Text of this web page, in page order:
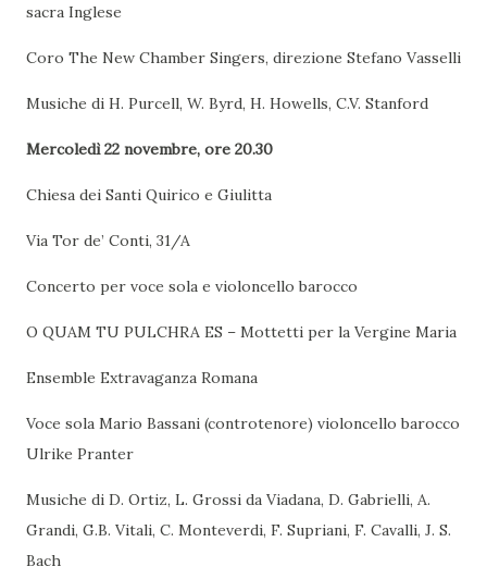
sacra Inglese
Coro The New Chamber Singers, direzione Stefano Vasselli
Musiche di H. Purcell, W. Byrd, H. Howells, C.V. Stanford
Mercoledì 22 novembre, ore 20.30
Chiesa dei Santi Quirico e Giulitta
Via Tor de’ Conti, 31/A
Concerto per voce sola e violoncello barocco
O QUAM TU PULCHRA ES – Mottetti per la Vergine Maria
Ensemble Extravaganza Romana
Voce sola Mario Bassani (controtenore) violoncello barocco
Ulrike Pranter
Musiche di D. Ortiz, L. Grossi da Viadana, D. Gabrielli, A.
Grandi, G.B. Vitali, C. Monteverdi, F. Supriani, F. Cavalli, J. S.
Bach